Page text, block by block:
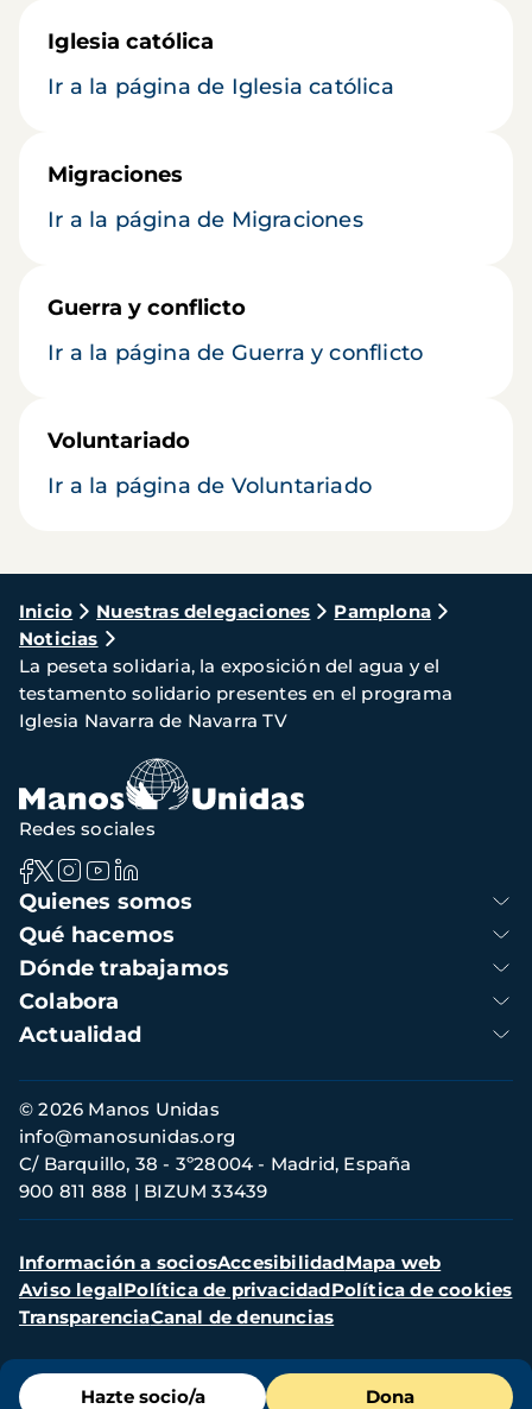
Iglesia católica
Ir a la página de Iglesia católica
Migraciones
Ir a la página de Migraciones
Guerra y conflicto
Ir a la página de Guerra y conflicto
Voluntariado
Ir a la página de Voluntariado
Ruta
de
navegación
Inicio Nuestras delegaciones
Pamplona
Noticias
La peseta solidaria, la exposición del agua y el
testamento solidario presentes en el programa
Iglesia Navarra de Navarra TV
Menú
Hazte socio/a Dona
Navegación
principal
Quienes somos
Qué hacemos
Dónde trabajamos
Colabora
Actualidad
Redes sociales
Información
de
contacto
© 2026 Manos Unidas
C/ Barquillo, 38 - 3º28004 - Madrid, España
900 811 888
BIZUM 33439
info@manosunidas.org
Menú
secundario
Información a sociosAccesibilidadMapa web
Aviso legalPolítica de privacidadPolítica de cookies
TransparenciaCanal de denuncias